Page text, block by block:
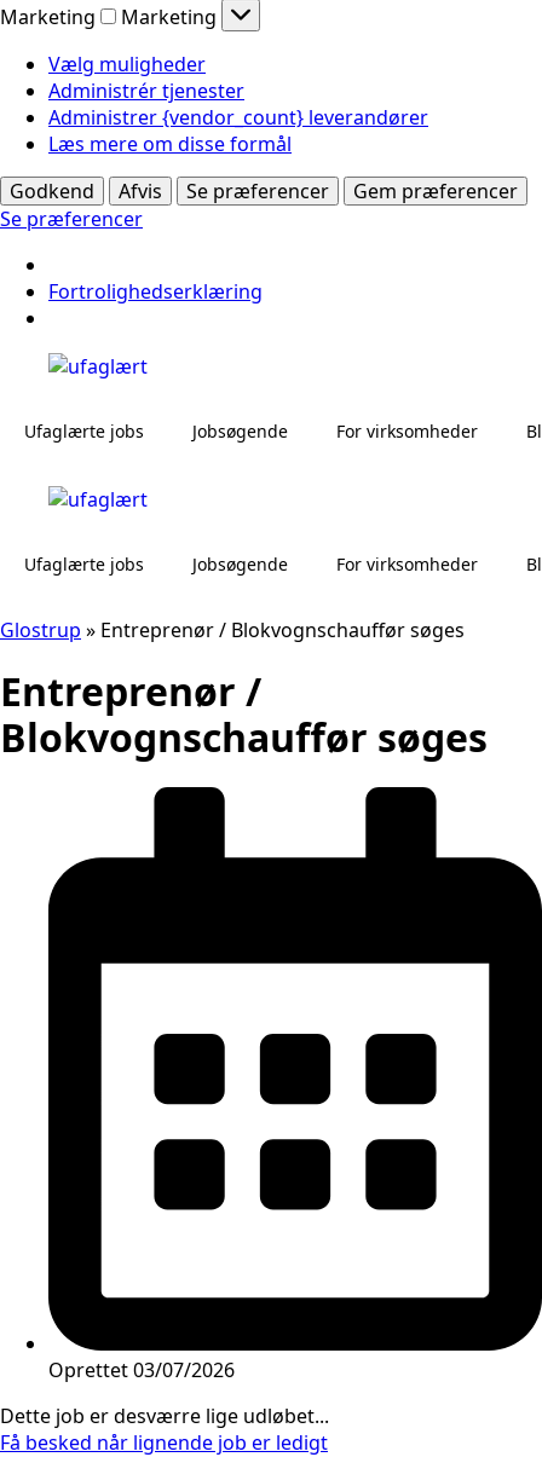
Marketing
Marketing
Vælg muligheder
Administrér tjenester
Administrer {vendor_count} leverandører
Læs mere om disse formål
Godkend
Afvis Se præferencer
Gem præferencer
Se præferencer
Fortrolighedserklæring
Ufaglærte jobs Jobsøgende For virksomheder
Ufaglærte jobs Jobsøgende For virksomheder
Glostrup » Entreprenør / Blokvognschauffør søges
Entreprenør /
Blokvognschauffør søges
Oprettet03/07/2026
Dette job er desværre lige udløbet...
Få besked når lignende job er ledigt